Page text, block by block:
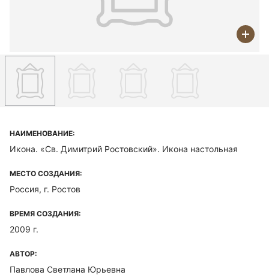
НАИМЕНОВАНИЕ:
Икона. «Св. Димитрий Ростовский». Икона настольная
МЕСТО СОЗДАНИЯ:
Россия, г. Ростов
ВРЕМЯ СОЗДАНИЯ:
2009 г.
АВТОР:
Павлова Светлана Юрьевна